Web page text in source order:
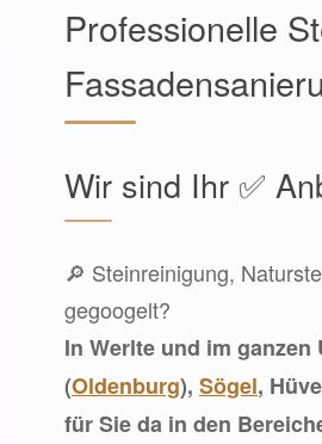
Professionelle
Wir sind Ihr ✅
🔎 Steinreinigung,
gegoogelt?
In Werlte und im
(Oldenburg), Sögel,
für Sie da in den